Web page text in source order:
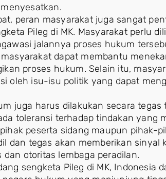
peran masyarakat juga sangat
Pileg di MK. Masyarakat perlu
jalannya proses hukum
dapat membantu
proses hukum. Selain itu,
oleh isu-isu politik yang dapat
juga harus dilakukan secara tegas
toleransi terhadap tindakan yang
peserta sidang maupun pihak-
dan tegas akan memberikan sinyal
otoritas lembaga peradilan.
sengketa Pileg di MK, Indonesia